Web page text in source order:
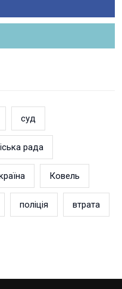
суд
рада
Ковель
поліція втрата